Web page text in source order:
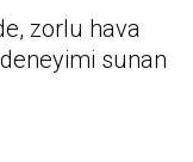
zorlu hava
sunan